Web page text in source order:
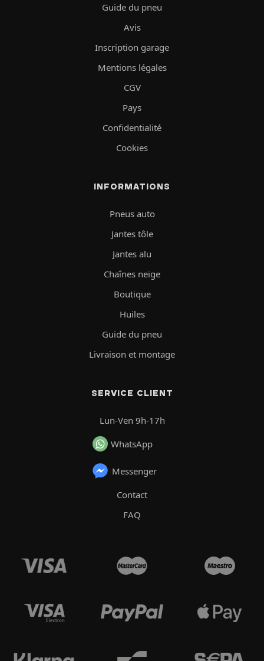
Guide du pneu
Avis
Inscription garage
Mentions légales
CGV
Pays
Confidentialité
Cookies
INFORMATIONS
Pneus auto
Jantes tôle
Jantes alu
Chaînes neige
Boutique
Huiles
Guide du pneu
Livraison et montage
SERVICE CLIENT
Lun-Ven 9h-17h
WhatsApp
Messenger
Contact
FAQ